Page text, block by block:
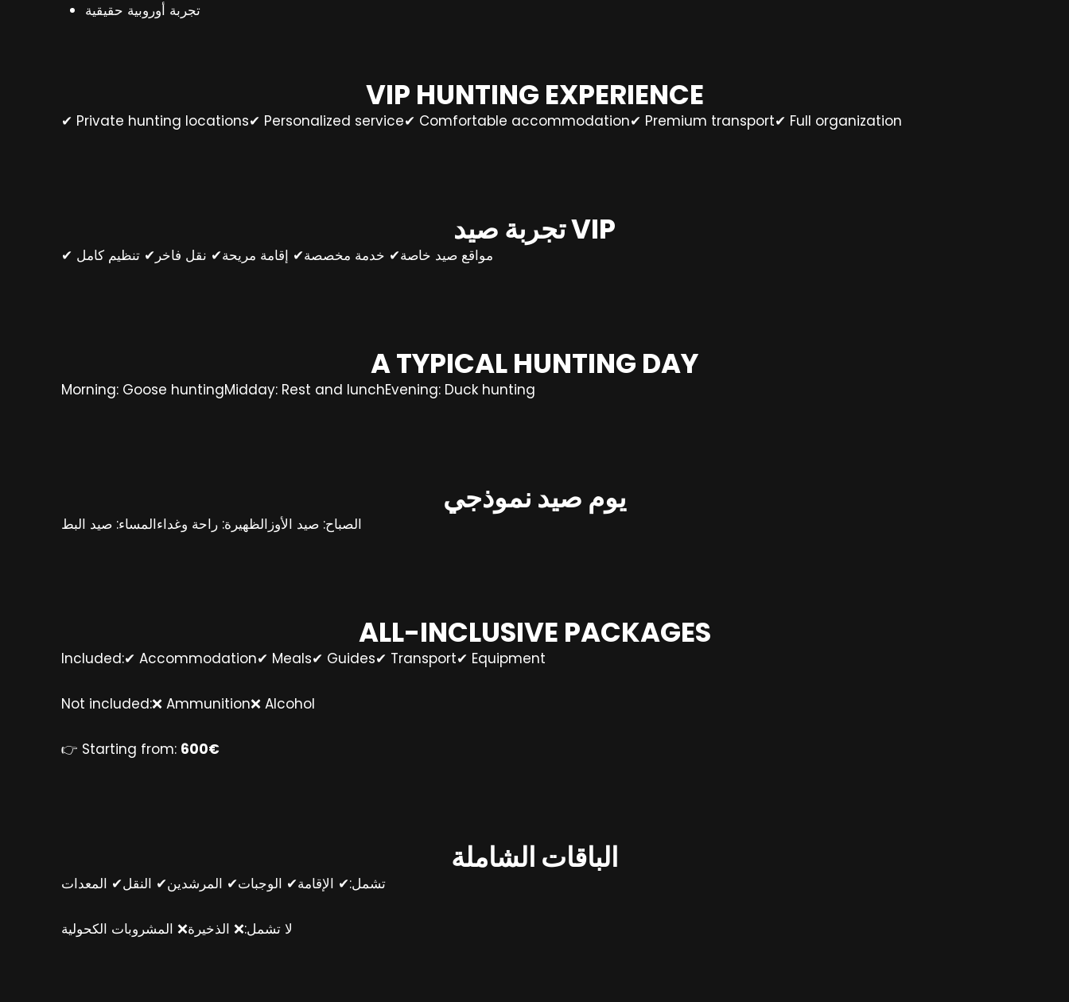
تجربة أوروبية حقيقية
VIP HUNTING EXPERIENCE
✔ Private hunting locations✔ Personalized service✔ Comfortable accommodation✔ Premium transport✔ Full organization
تجربة صيد VIP
✔ مواقع صيد خاصة✔ خدمة مخصصة✔ إقامة مريحة✔ نقل فاخر✔ تنظيم كامل
A TYPICAL HUNTING DAY
Morning: Goose huntingMidday: Rest and lunchEvening: Duck hunting
يوم صيد نموذجي
الصباح: صيد الأوزالظهيرة: راحة وغداءالمساء: صيد البط
ALL-INCLUSIVE PACKAGES
Included:✔ Accommodation✔ Meals✔ Guides✔ Transport✔ Equipment
Not included:❌ Ammunition❌ Alcohol
👉 Starting from: 600€
الباقات الشاملة
تشمل:✔ الإقامة✔ الوجبات✔ المرشدين✔ النقل✔ المعدات
لا تشمل:❌ الذخيرة❌ المشروبات الكحولية